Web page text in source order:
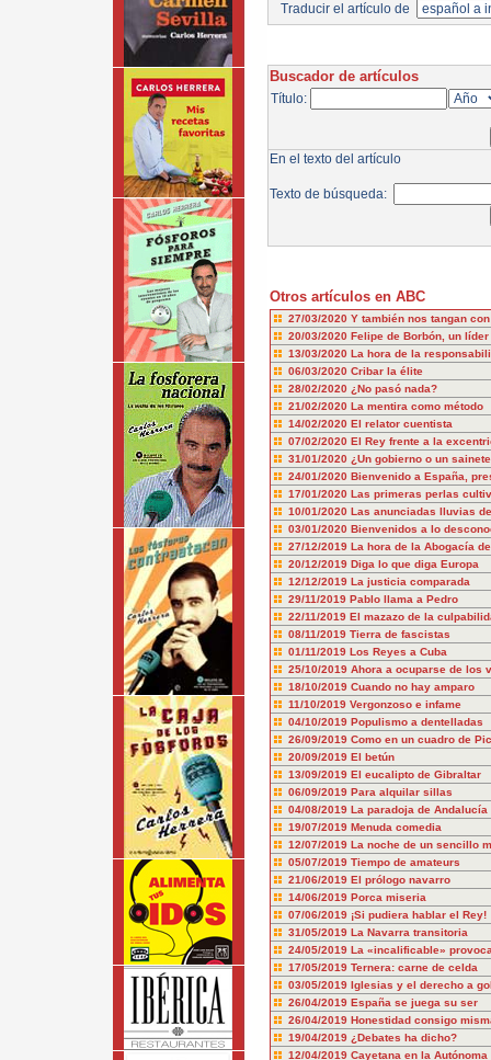
Traducir el artículo de
Buscador de artículos
Título:
En el texto del artículo
Texto de búsqueda:
Otros artículos en ABC
27/03/2020 Y también nos tangan
20/03/2020 Felipe de Borbón, un
13/03/2020 La hora de la
06/03/2020 Cribar la élite
28/02/2020 ¿No pasó nada?
21/02/2020 La mentira como método
14/02/2020 El relator cuentista
07/02/2020 El Rey frente a la
31/01/2020 ¿Un gobierno o un
24/01/2020 Bienvenido a España,
17/01/2020 Las primeras perlas
10/01/2020 Las anunciadas lluvias
03/01/2020 Bienvenidos a lo
27/12/2019 La hora de la Abogacía
20/12/2019 Diga lo que diga Europa
12/12/2019 La justicia comparada
29/11/2019 Pablo llama a Pedro
22/11/2019 El mazazo de la
08/11/2019 Tierra de fascistas
01/11/2019 Los Reyes a Cuba
25/10/2019 Ahora a ocuparse de los
18/10/2019 Cuando no hay amparo
11/10/2019 Vergonzoso e infame
04/10/2019 Populismo a dentelladas
26/09/2019 Como en un cuadro de
20/09/2019 El betún
13/09/2019 El eucalipto de Gibraltar
06/09/2019 Para alquilar sillas
04/08/2019 La paradoja de Andalucía
19/07/2019 Menuda comedia
12/07/2019 La noche de un sencillo
05/07/2019 Tiempo de amateurs
21/06/2019 El prólogo navarro
14/06/2019 Porca miseria
07/06/2019 ¡Si pudiera hablar el Rey!
31/05/2019 La Navarra transitoria
24/05/2019 La «incalificable»
17/05/2019 Ternera: carne de celda
03/05/2019 Iglesias y el derecho a
26/04/2019 España se juega su ser
26/04/2019 Honestidad consigo
19/04/2019 ¿Debates ha dicho?
12/04/2019 Cayetana en la Autónoma